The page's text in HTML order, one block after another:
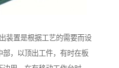
装置是根据工艺的需要而设
，以顶出工件，有时在板